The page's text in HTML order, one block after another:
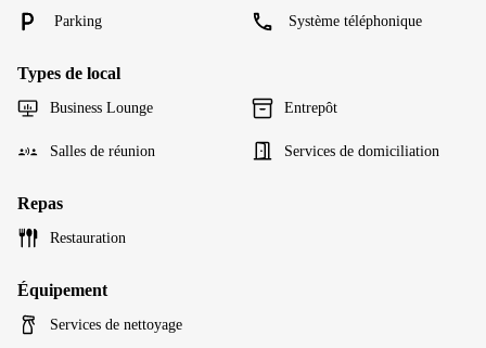
Parking Système téléphonique
Types de local
Business Lounge Entrepôt
Salles de réunion Services de domiciliation
Repas
Restauration
Équipement
Services de nettoyage